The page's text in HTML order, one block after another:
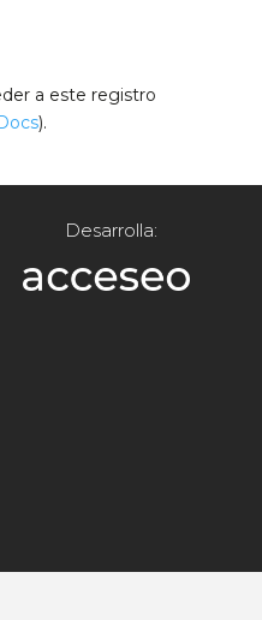
a este registro
).
Desarrolla: